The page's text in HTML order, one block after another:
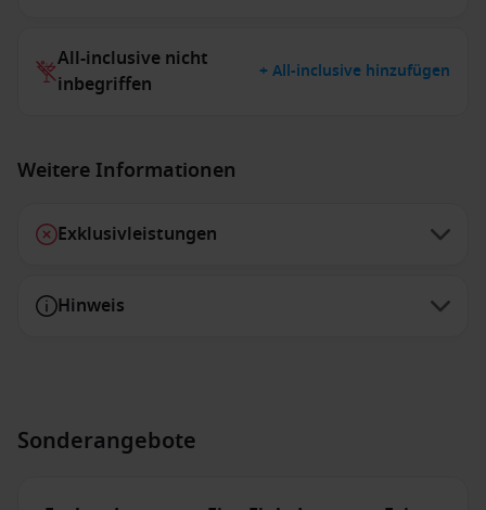
All-inclusive nicht
inbegriffen
+ All-inclusive hinzufügen
Weitere Informationen
Exklusivleistungen
Hinweis
Sonderangebote